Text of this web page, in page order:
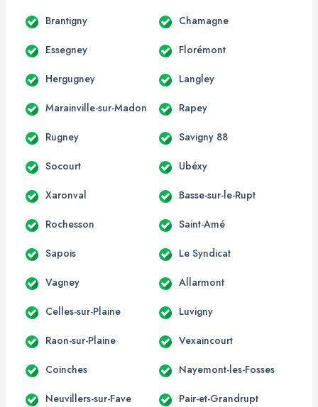
Brantigny Chamagne
Essegney Florémont
Hergugney Langley
Marainville-sur-Madon Rapey
Rugney Savigny 88
Socourt Ubéxy
Xaronval Basse-sur-le-Rupt
Rochesson Saint-Amé
Sapois Le Syndicat
Vagney Allarmont
Celles-sur-Plaine Luvigny
Raon-sur-Plaine Vexaincourt
Coinches Nayemont-les-Fosses
Neuvillers-sur-Fave Pair-et-Grandrupt